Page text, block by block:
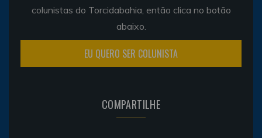
colunistas do Torcidabahia, então clica no botão
abaixo.
EU QUERO SER COLUNISTA
COMPARTILHE